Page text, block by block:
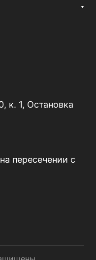
к. 1, Остановка
пересечении с